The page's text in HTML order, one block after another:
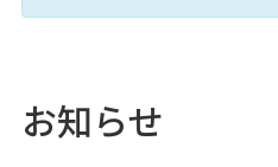
お知らせ